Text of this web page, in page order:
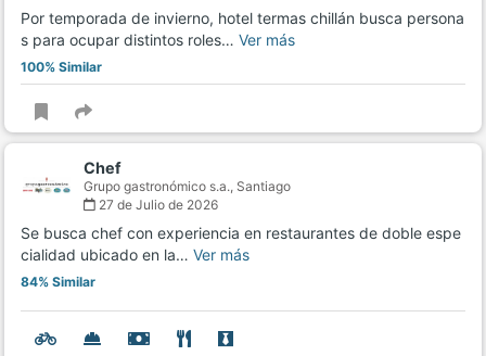
Por temporada de invierno, hotel termas chillán busca persona
s para ocupar distintos roles… Ver más
100% Similar
Chef
Grupo gastronómico s.a., Santiago
27 de Julio de 2026
Se busca chef con experiencia en restaurantes de doble espe
cialidad ubicado en la… Ver más
84% Similar